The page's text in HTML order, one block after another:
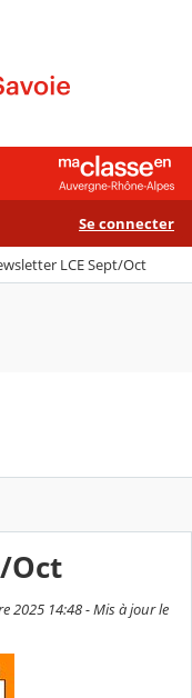
Se connecter
LCE Sept/Oct
Oct
2025 14:48 - Mis à jour le